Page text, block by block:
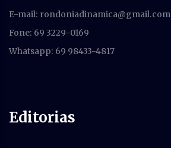
E-mail: rondoniadinamica@gmail.com
Fone: 69 3229-0169
Whatsapp: 69 98433-4817
Editorias